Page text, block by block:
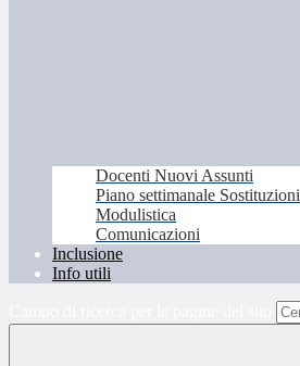
Docenti Nuovi Assunti
Piano settimanale Sostituzioni
Modulistica
Comunicazioni
Inclusione
Info utili